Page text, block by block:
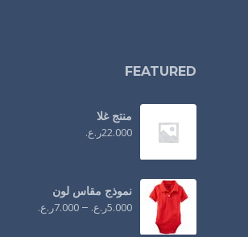
FEATURED
منتج غلا
22.000ر.ع.
نموذج مقاس لون
5.000ر.ع. –
7.000ر.ع.